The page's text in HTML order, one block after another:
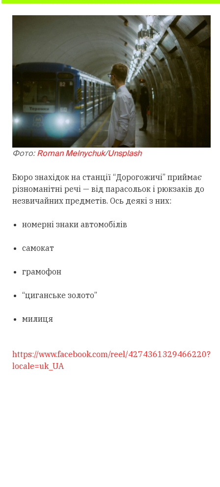
Фото:Roman Melnychuk/Unsplash
Бюро знахідок на станції “Дорогожичі” приймає
різноманітні речі — від парасольок і рюкзаків до
незвичайних предметів. Ось деякі з них:
номерні знаки автомобілів
самокат
грамофон
“циганське золото”
милиця
https://www.facebook.com/reel/4274361329466220?
locale=uk_UA